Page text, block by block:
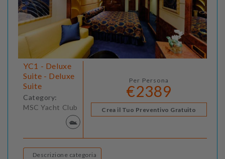
YC1 - Deluxe
Suite - Deluxe
Suite
Category:
MSC Yacht Club
Per Persona
€2389
Crea il Tuo Preventivo Gratuito
Descrizione categoria